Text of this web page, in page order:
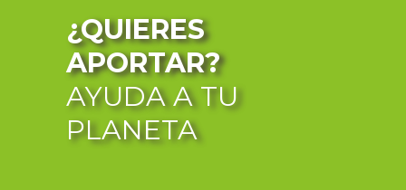
¿QUIERES
APORTAR?
AYUDA A TU
PLANETA